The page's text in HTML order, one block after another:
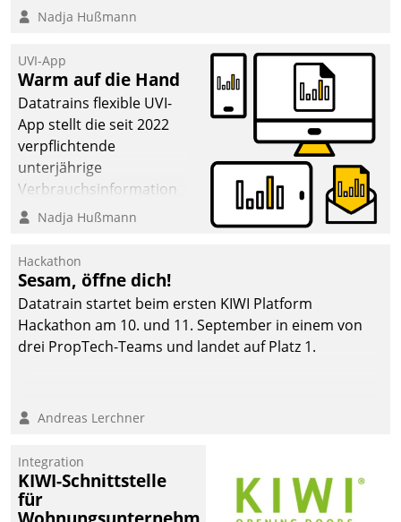
Nadja Hußmann
UVI-App
Warm auf die Hand
Datatrains flexible UVI-
App stellt die seit 2022
verpflichtende
unterjährige
Verbrauchsinformation
schnell, zuverlässig und
Die monatlichen
Mitteilungen zum
Heizungs- und
Wasserverbrauch gehen
automatisiert, vollständig
und auf Wunsch über
Kommunikationswege bei
Nadja Hußmann
Hackathon
Sesam, öffne dich!
Datatrain startet beim ersten KIWI Platform
Hackathon am 10. und 11. September in einem von
drei PropTech-Teams und landet auf Platz 1.
Andreas Lerchner
Integration
KIWI-Schnittstelle
für